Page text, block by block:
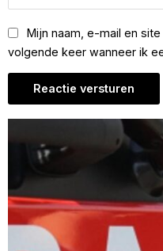
Mijn naam, e-mail en
volgende keer wanneer ik